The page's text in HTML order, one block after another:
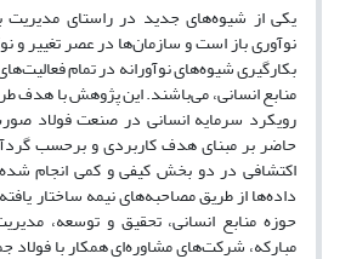
یکی از شیوه‌های جدید در راستای مدیریت
نوآوری باز است و سازمان‌ها در عصر تغییر و
بکارگیری شیوه‌های نوآورانه در تمام
منابع انسانی، می‌باشند. این پژوهش با هدف
رویکرد سرمایه انسانی در صنعت فولاد
حاضر بر مبنای هدف کاربردی و برحسب
اکتشافی در دو بخش کیفی و کمی انجام
داده‌ها از طریق مصاحبه‌های نیمه ساختار
حوزه منابع انسانی، تحقیق و توسعه،
مبارکه، شرکت‌های مشاوره‌ای همکار با فولاد